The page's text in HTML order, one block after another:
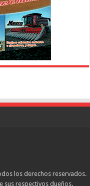
los derechos reservados.
sus respectivos dueños.